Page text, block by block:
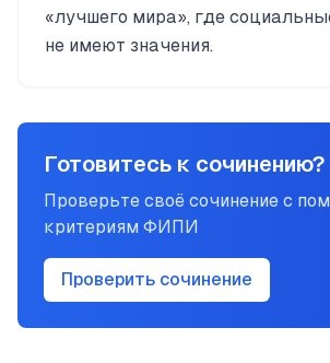
«лучшего мира», где
не имеют значения.
Готовитесь к сочинению?
Проверьте своё сочинение с
критериям ФИПИ
Проверить сочинение